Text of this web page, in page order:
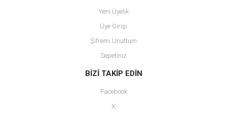
Yeni Üyelik
Üye Girişi
Şifremi Unuttum
Sepetiniz
BİZİ TAKİP EDİN
Facebook
X